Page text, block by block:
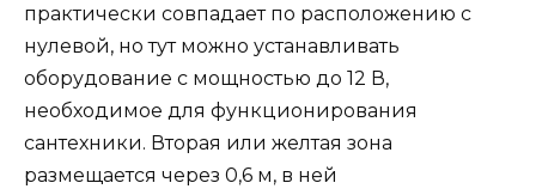
практически совпадает по расположению с
нулевой, но тут можно устанавливать
оборудование с мощностью до 12 В,
необходимое для функционирования
сантехники. Вторая или желтая зона
размещается через 0,6 м, в ней